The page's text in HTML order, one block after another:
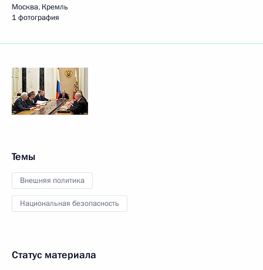
Москва, Кремль
1 фотография
Темы
Внешняя политика
Национальная безопасность
Статус материала